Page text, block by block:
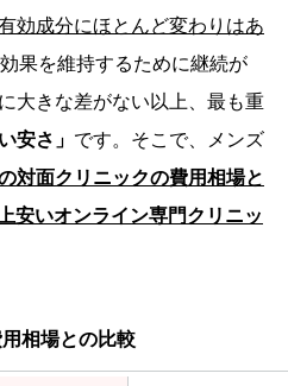
効成分にほとんど変わりはあ
果を維持するために継続が
大きな差がない以上、最も重
安さ」 です。そこで、メンズ
対面クリニックの費用相場と
安いオンライン専門クリニッ
相場との比較